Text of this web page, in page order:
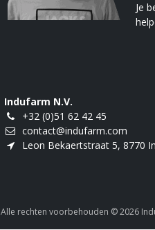
Je
Indufarm N.V.
+32 (0)51 62 42 45
contact@indufarm.com
Leon Bekaertstraat 5, 8770
Alle rechten voorbehouden © 2026